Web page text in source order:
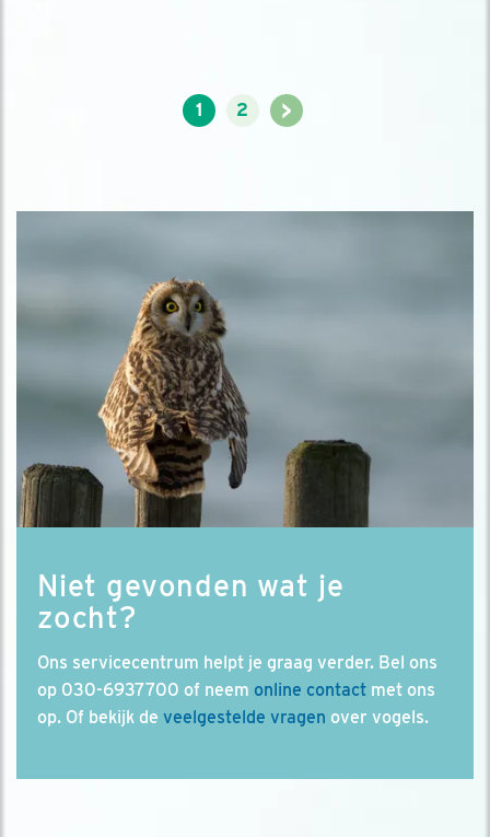
1 2 >
Niet gevonden wat je
zocht?
Ons servicecentrum helpt je graag verder. Bel ons
op 030-6937700 of neem online contact met ons
op. Of bekijk de veelgestelde vragen over vogels.